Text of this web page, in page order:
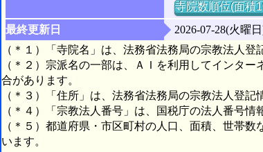
寺院数順位(面積
最終更新日
2026-07-28(火曜
（＊１）「寺院名」は、法務省法務局の宗教法人登
（＊２）宗派名の一部は、ＡＩを利用してインタ
合があります。
（＊３）「住所」は、法務省法務局の宗教法人登記
（＊４）「宗教法人番号」は、国税庁の法人番号情
（＊５）都道府県・市区町村の人口、面積、世帯
います。